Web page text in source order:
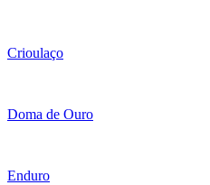
Crioulaço
Doma de Ouro
Enduro